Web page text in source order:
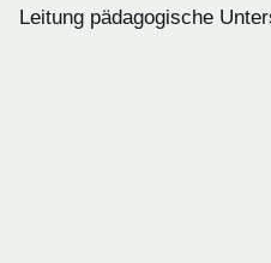
Leitung pädagogische